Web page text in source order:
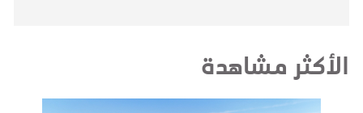
الأكثر مشاهدة